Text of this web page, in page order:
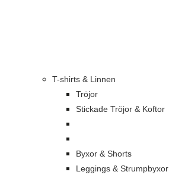
T-shirts & Linnen
Tröjor
Stickade Tröjor & Koftor
Byxor & Shorts
Leggings & Strumpbyxor